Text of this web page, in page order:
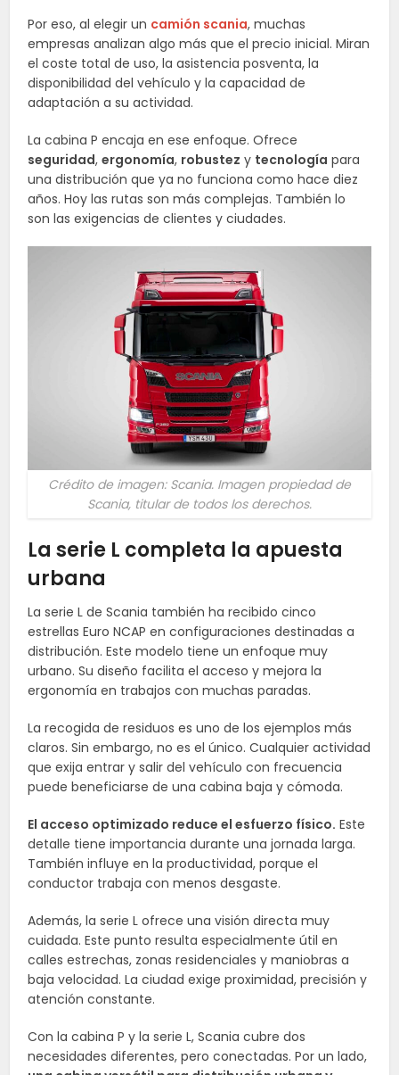
Por eso, al elegir un camión scania, muchas
empresas analizan algo más que el precio inicial. Miran
el coste total de uso, la asistencia posventa, la
disponibilidad del vehículo y la capacidad de
adaptación a su actividad.
La cabina P encaja en ese enfoque. Ofrece
seguridad,ergonomía, robustez y tecnología para
una distribución que ya no funciona como hace diez
años. Hoy las rutas son más complejas. También lo
son las exigencias de clientes y ciudades.
Crédito de imagen: Scania. Imagen propiedad de
Scania, titular de todos los derechos.
La serie L completa la apuesta
urbana
La serie L de Scania también ha recibido cinco
estrellas Euro NCAP en configuraciones destinadas a
distribución. Este modelo tiene un enfoque muy
urbano. Su diseño facilita el acceso y mejora la
ergonomía en trabajos con muchas paradas.
La recogida de residuos es uno de los ejemplos más
claros. Sin embargo, no es el único. Cualquier actividad
que exija entrar y salir del vehículo con frecuencia
puede beneficiarse de una cabina baja y cómoda.
El acceso optimizado reduce el esfuerzo físico. Este
detalle tiene importancia durante una jornada larga.
También influye en la productividad, porque el
conductor trabaja con menos desgaste.
Además, la serie L ofrece una visión directa muy
cuidada. Este punto resulta especialmente útil en
calles estrechas, zonas residenciales y maniobras a
baja velocidad. La ciudad exige proximidad, precisión y
atención constante.
Con la cabina P y la serie L, Scania cubre dos
necesidades diferentes, pero conectadas. Por un lado,